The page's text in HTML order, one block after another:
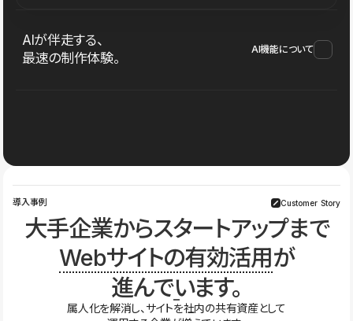
AIが伴走する、
最速の制作体験。
AI機能について
導入事例 Customer Story
大手企業からスタートアップまで
Webサイトの有効活用が
進んでいます。
属人化を解消し、サイトを社内の共有資産として